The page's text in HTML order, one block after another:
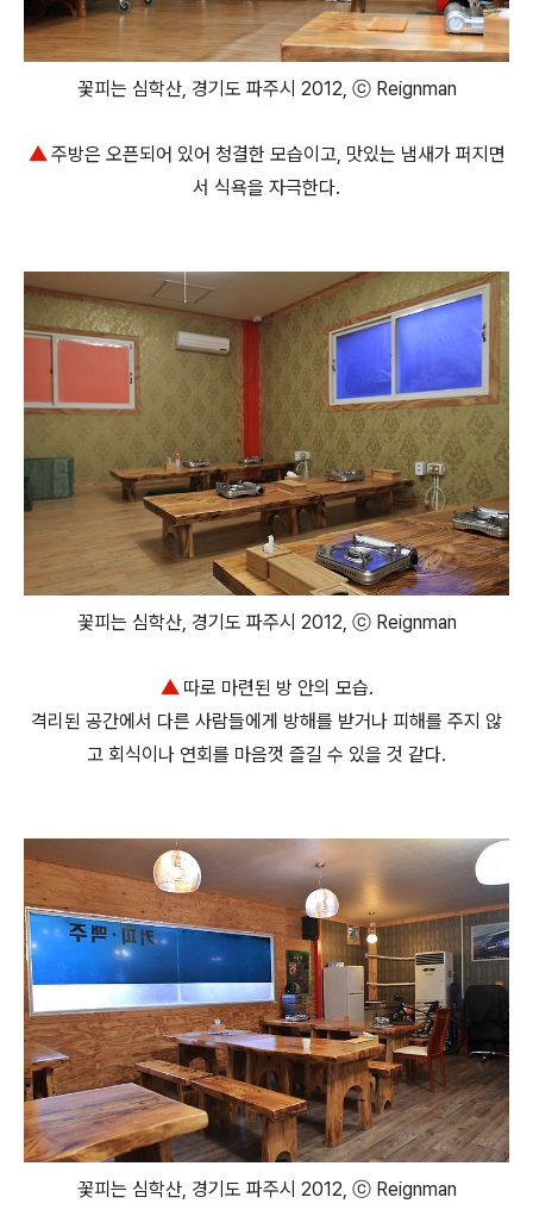
꽃피는 심학산, 경기도 파주시 2012, ⓒ Reignman
▲주방은 오픈되어 있어 청결한 모습이고, 맛있는 냄새가 퍼지면
서 식욕을 자극한다.
꽃피는 심학산, 경기도 파주시 2012, ⓒ Reignman
▲따로 마련된 방 안의 모습.
격리된 공간에서 다른 사람들에게 방해를 받거나 피해를 주지 않
고 회식이나 연회를 마음껏 즐길 수 있을 것 같다.
꽃피는 심학산, 경기도 파주시 2012, ⓒ Reignman